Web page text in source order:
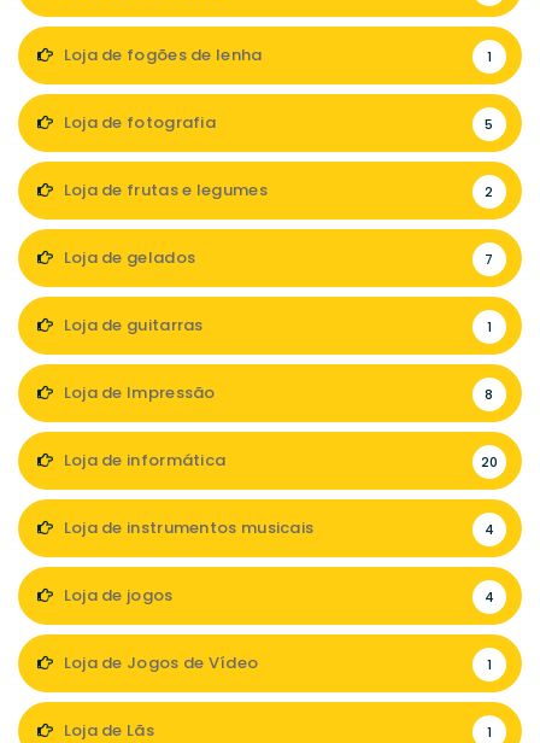
Loja de fogões de lenha 1
Loja de fotografia 5
Loja de frutas e legumes 2
Loja de gelados 7
Loja de guitarras 1
Loja de Impressão 8
Loja de informática 20
Loja de instrumentos musicais 4
Loja de jogos 4
Loja de Jogos de Vídeo 1
Loja de Lãs 1